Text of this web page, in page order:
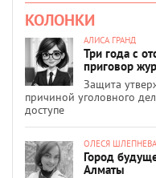
КОЛОНКИ
АЛИСА ГРАНД
Три года с
приговор
Защита
причиной уголовного
доступе
ОЛЕСЯ ШЛЕПНЕВА
Город
Алматы